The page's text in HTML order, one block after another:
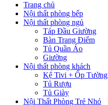
Trang chủ
Nội thất phòng bếp
Nội thất phòng ngủ
Táp Đầu Giường
Bàn Trang Điểm
Tủ Quần Áo
Giường
Nội thất phòng khách
Kệ Tivi + Ốp Tường
Tủ Rượu
Tủ Giày
Nội Thất Phòng Trẻ Nhỏ